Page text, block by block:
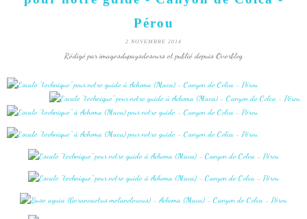
Pérou
2 NOVEMBRE 2014
Rédigé par imagesdupaysdesours et publié depuis Overblog